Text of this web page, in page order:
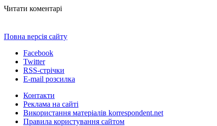
Читати коментарі
Повна версія сайту
Facebook
Twitter
RSS-стрічки
E-mail розсилка
Контакти
Реклама на сайті
Використання матеріалів korrespondent.net
Правила користування сайтом